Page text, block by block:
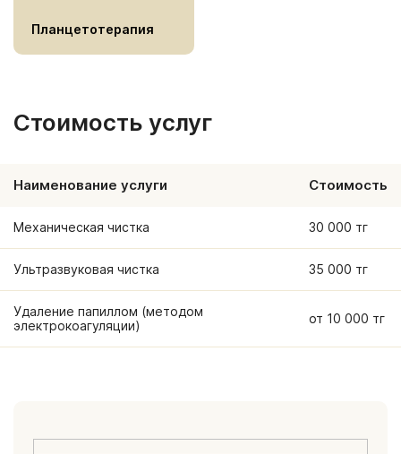
Планцетотерапия
Стоимость услуг
Наименование услуги Стоимость
Механическая чистка 30 000 тг
Ультразвуковая чистка 35 000 тг
Удаление папиллом (методом
электрокоагуляции)
от 10 000 тг